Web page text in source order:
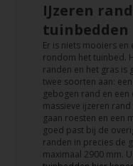
IJzeren
tuinbedden
Er is niets mooiers
rondom het tuinbed.
randen en het gras is
twee soorten aan:
gebogen rand en een
massieve ijzeren
gaan roesten en een
goed past bij de
randen in precies de
maximaal 2900 mm.